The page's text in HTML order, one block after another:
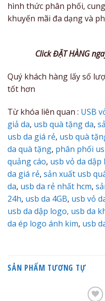
hình thức phân phối,
khuyến mãi đa dạng và
Click ĐẶT HÀNG
Quý khách hàng lấy số
tốt hơn
Từ khóa liên quan : USB
giả da, usb quà tặng da,
usb da giá rẻ, usb quà
da quà tặng, phân phối
quảng cáo, usb vỏ da dập
da giá rẻ, sản xuất usb
da, usb da rẻ nhất hcm,
24h, usb da 4GB, usb vỏ
usb da dập logo, usb da
da ép logo ánh kim, usb
SẢN PHẨM TƯƠNG TỰ